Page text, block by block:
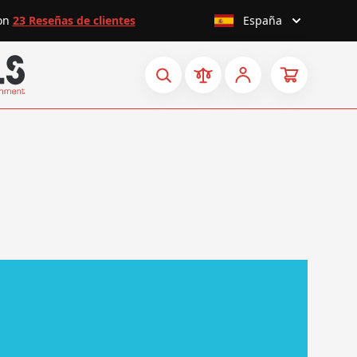
23 Reseñas de clientes España